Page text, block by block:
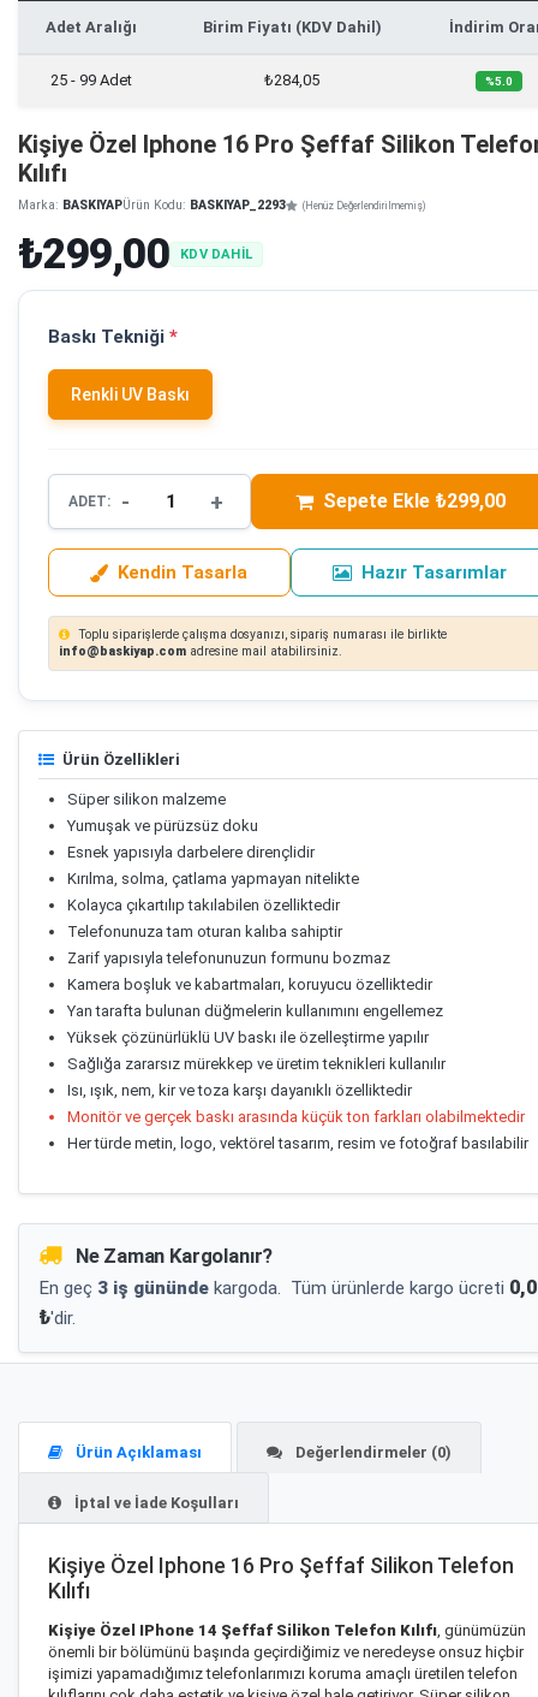
Adet Aralığı Birim Fiyatı (KDV Dahil) İndirim
25 - 99 Adet ₺284,05 %5.0
Kişiye Özel Iphone 16 Pro Şeffaf Silikon
Kılıfı
Marka: BASKIYAPÜrün Kodu: BASKIYAP_2293 (Henüz Değerlendirilmemiş)
₺299,00 KDV DAHİL
Baskı Tekniği *
Renkli UV Baskı
ADET: - + Sepete Ekle ₺299,00
Kendin Tasarla Hazır Tasarımlar
Toplu siparişlerde çalışma dosyanızı, sipariş numarası ile birlikte
info@baskiyap.com adresine mail atabilirsiniz.
Ürün Özellikleri
Süper silikon malzeme
Yumuşak ve pürüzsüz doku
Esnek yapısıyla darbelere dirençlidir
Kırılma, solma, çatlama yapmayan nitelikte
Kolayca çıkartılıp takılabilen özelliktedir
Telefonunuza tam oturan kalıba sahiptir
Zarif yapısıyla telefonunuzun formunu bozmaz
Kamera boşluk ve kabartmaları, koruyucu özelliktedir
Yan tarafta bulunan düğmelerin kullanımını engellemez
Yüksek çözünürlüklü UV baskı ile özelleştirme yapılır
Sağlığa zararsız mürekkep ve üretim teknikleri kullanılır
Isı, ışık, nem, kir ve toza karşı dayanıklı özelliktedir
Monitör ve gerçek baskı arasında küçük ton farkları olabilmektedir
Her türde metin, logo, vektörel tasarım, resim ve fotoğraf basılabilir
Ne Zaman Kargolanır?
En geç 3 iş gününde kargoda. Tüm ürünlerde kargo ücreti
₺'dir.
Ürün Açıklaması Değerlendirmeler (0)
İptal ve İade Koşulları
Kişiye Özel Iphone 16 Pro Şeffaf Silikon Telefon
Kılıfı
Kişiye Özel IPhone 14 Şeffaf Silikon Telefon Kılıfı , günümüzün
önemli bir bölümünü başında geçirdiğimiz ve neredeyse onsuz hiçbir
işimizi yapamadığımız telefonlarımızı koruma amaçlı üretilen telefon